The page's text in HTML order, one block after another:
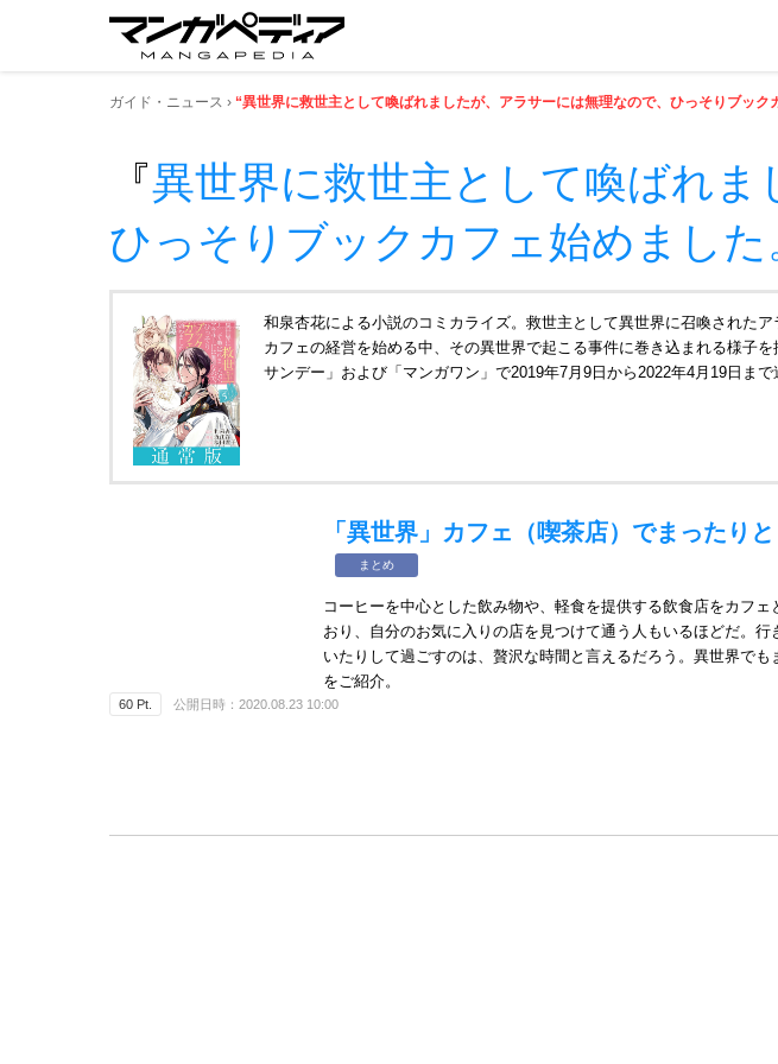
ガイド・ニュース “異世界に救世主として喚ばれましたが、アラサーには無理なので、ひっそりブック
『異世界に救世主として喚ばれま
ひっそりブックカフェ始めました
和泉杏花による小説のコミカライズ。救世主として異世界に召喚された
カフェの経営を始める中、その異世界で起こる事件に巻き込まれる様子
サンデー」および「マンガワン」で2019年7月9日から2022年4月19日まで
「異世界」カフェ（喫茶店）でまったり
まとめ
コーヒーを中心とした飲み物や、軽食を提供する飲食店をカフ
おり、自分のお気に入りの店を見つけて通う人もいるほどだ。
いたりして過ごすのは、贅沢な時間と言えるだろう。異世界で
をご紹介。
60 Pt. 公開日時：2020.08.23 10:00